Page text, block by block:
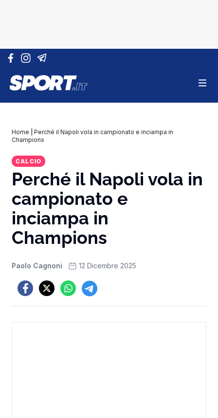
Vai al contenuto
Home
Perché il Napoli vola in campionato e inciampa in
Champions
CALCIO
Perché il Napoli vola in
campionato e
inciampa in
Champions
Paolo Cagnoni 12 Dicembre 2025